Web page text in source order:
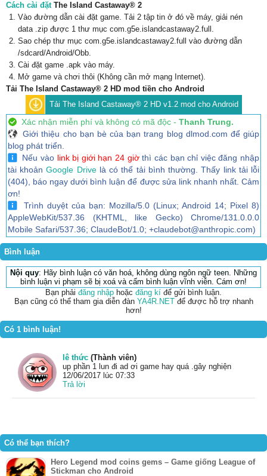
Cách cài đặtThe Island Castaway® 2
Vào đường dẫn cài đặt game. Tải 2 tập tin ở đó về máy, giải nén
data .zip được 1 thư mục com.g5e.islandcastaway2.full.
Sao chép thư mục com.g5e.islandcastaway2.full vào đường dẫn
/sdcard/Android/Obb.
Cài đặt game .apk vào máy.
Mở game và chơi thôi (Không cần mở mạng Internet).
Tải The Island Castaway® 2 HD mod tiền cho Android
Tải The Island Castaway® 2 HD v1.2 mod cho Android
Xác nhận miễn phí và không có mã độc - Thanh Trung.
Giới thiệu cho bạn bè của bạn trang blog dlmod.com để giúp
blog phát triển.
Nếu vào link bị giới hạn 24 giờthì các bạn chỉ việc đăng nhập
tài khoảnGoogle Drivelà có thể tải bình thường. Thấy link tải lỗi
(404), báo ngay dưới bình luận để được sửa link nhanh nhất. Cảm
ơn!
Trình duyệt của bạn: Mozilla/5.0 (Linux; Android 14; Pixel 8)
AppleWebKit/537.36 (KHTML, like Gecko) Chrome/131.0.0.0
Mobile Safari/537.36; ClaudeBot/1.0; +claudebot@anthropic.com)
Bình luận
Nội quy: Hãy bình luận có văn hoá, không dùng ngôn ngữ teen. Những
bình luận vi phạm sẽ bị xoá và cấm bình luận vĩnh viễn. Cám ơn!
Bạn phải đăng nhập hoặc đăng kí để gửi bình luận.
Bạn cũng có thể tham gia diễn đàn YA4R.NETđể được hỗ trợ nhanh
hơn!
Có 1 bình luận!
lê thức (Thành viên)
up phần 1 lun đi ad ơi game hay quá .gây nghiện
12/06/2017 lúc 07:33
Trả lời
Có thể bạn thích?
Hero Legend mod coins gems – Game giống League of
Stickman cho Android